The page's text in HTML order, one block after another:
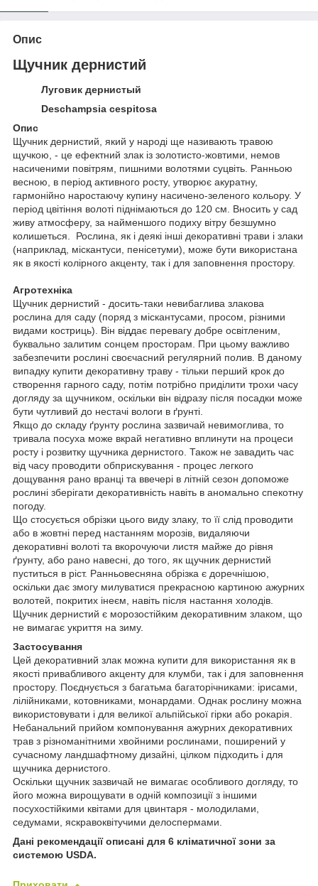
Опис
Щучник дернистий
Луговик дернистый
Deschampsia cespitosa
Опис
Щучник дернистий, який у народі ще називають травою
щучкою, - це ефектний злак із золотисто-жовтими, немов
насиченими повітрям, пишними волотями суцвіть. Ранньою
весною, в період активного росту, утворює акуратну,
гармонійно наростаючу купину насичено-зеленого кольору. У
період цвітіння волоті піднімаються до 120 см. Вносить у сад
живу атмосферу, за найменшого подиху вітру безшумно
колишеться. Рослина, як і деякі інші декоративні трави і злаки
(наприклад, міскантуси, пенісетуми), може бути використана
як в якості колірного акценту, так і для заповнення простору.
Агротехніка
Щучник дернистий - досить-таки невибаглива злакова
рослина для саду (поряд з міскантусами, просом, різними
видами костриць). Він віддає перевагу добре освітленим,
буквально залитим сонцем просторам. При цьому важливо
забезпечити рослині своєчасний регулярний полив. В даному
випадку купити декоративну траву - тільки перший крок до
створення гарного саду, потім потрібно приділити трохи часу
догляду за щучником, оскільки він відразу після посадки може
бути чутливий до нестачі вологи в ґрунті.
Якщо до складу ґрунту рослина зазвичай невимоглива, то
тривала посуха може вкрай негативно вплинути на процеси
росту і розвитку щучника дернистого. Також не завадить час
від часу проводити обприскування - процес легкого
дощування рано вранці та ввечері в літній сезон допоможе
рослині зберігати декоративність навіть в аномально спекотну
погоду.
Що стосується обрізки цього виду злаку, то її слід проводити
або в жовтні перед настанням морозів, видаляючи
декоративні волоті та вкорочуючи листя майже до рівня
ґрунту, або рано навесні, до того, як щучник дернистий
пуститься в ріст. Ранньовесняна обрізка є доречнішою,
оскільки дає змогу милуватися прекрасною картиною ажурних
волотей, покритих інеєм, навіть після настання холодів.
Щучник дернистий є морозостійким декоративним злаком, що
не вимагає укриття на зиму.
Застосування
Цей декоративний злак можна купити для використання як в
якості привабливого акценту для клумби, так і для заповнення
простору. Поєднується з багатьма багаторічниками: ірисами,
лілійниками, котовниками, монардами. Однак рослину можна
використовувати і для великої альпійської гірки або рокарія.
Небанальний прийом компонування ажурних декоративних
трав з різноманітними хвойними рослинами, поширений у
сучасному ландшафтному дизайні, цілком підходить і для
щучника дернистого.
Оскільки щучник зазвичай не вимагає особливого догляду, то
його можна вирощувати в одній композиції з іншими
посухостійкими квітами для цвинтаря - молодилами,
седумами, яскравоквітучими делоспермами.
Дані рекомендації описані для 6 кліматичної зони за
системою USDA.